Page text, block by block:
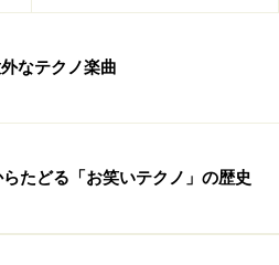
なテクノ楽曲
たどる「お笑いテクノ」の歴史